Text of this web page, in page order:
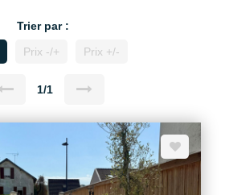
Trier par :
Prix -/+ Prix +/-
1/1